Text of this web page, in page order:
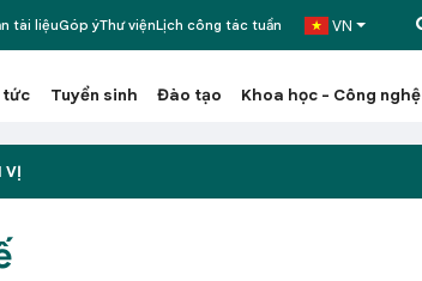
tài liệuGóp ýThư việnLịch công tác tuần VN
tức Tuyển sinh Đào tạo Khoa học - Công nghệ
VỊ